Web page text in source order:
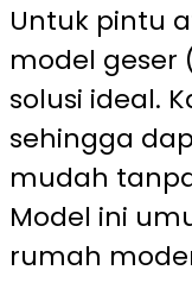
Untuk pintu
model geser
solusi ideal.
sehingga
mudah
Model ini
rumah